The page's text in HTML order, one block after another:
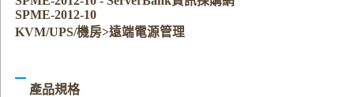
SPME-2012-10
KVM/UPS/機房>遠端電源管理
產品規格